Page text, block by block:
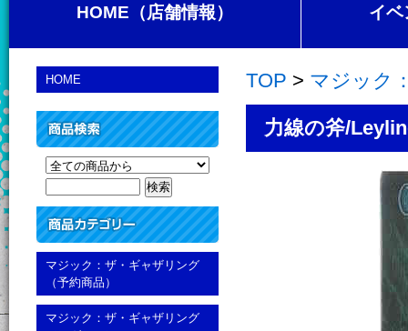
HOME（店舗情報） イベ
TOP > マジック
力線の斧/
HOME
マジック：ザ・ギャザリング
（予約商品）
マジック：ザ・ギャザリング